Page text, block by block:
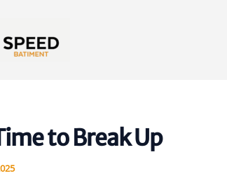
to Break Up